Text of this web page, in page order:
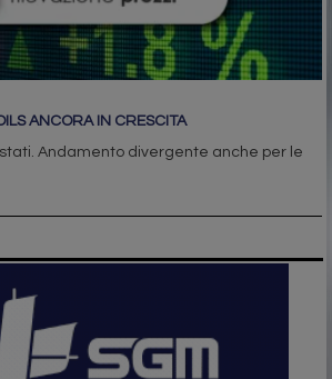
ANCORA IN CRESCITA
Andamento divergente anche per le